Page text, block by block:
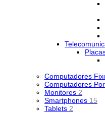
Computadores
Computadores
Monitores 2
Smartphones 15
Tablets 2